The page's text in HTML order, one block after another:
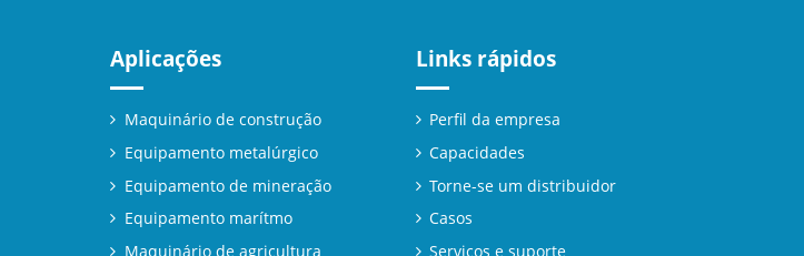
Aplicações
Maquinário de construção
Equipamento metalúrgico
Equipamento de mineração
Equipamento marítmo
Maquinário de agricultura
Links rápidos
Perfil da empresa
Capacidades
Torne-se um distribuidor
Casos
Serviços e suporte